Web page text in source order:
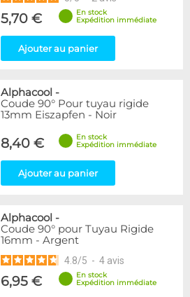
5,70 €
En stock
Expédition immédiate
Ajouter au panier
Alphacool -
Coude 90° Pour tuyau rigide
13mm Eiszapfen - Noir
8,40 €
En stock
Expédition immédiate
Ajouter au panier
Alphacool -
Coude 90° pour Tuyau Rigide
16mm - Argent
4.8/5 - 4 avis
6,95 €
En stock
Expédition immédiate